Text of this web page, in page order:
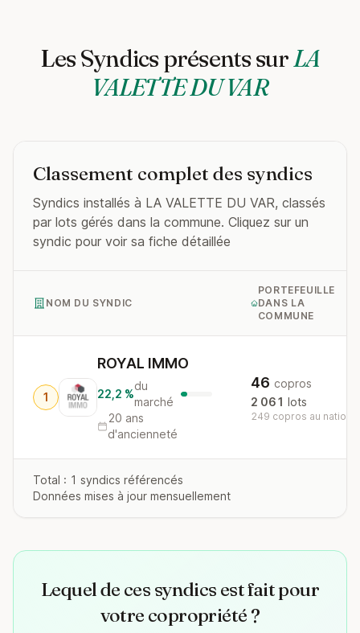
Les Syndics présents surLA
VALETTE DU VAR
Classement complet des syndics
Syndics installés à LA VALETTE DU VAR, classés
par lots gérés dans la commune. Cliquez sur un
syndic pour voir sa fiche détaillée
NOM DU SYNDIC
PORTEFEUILLE
DANS LA
COMMUNE
1
ROYAL IMMO
22,2 %
du
marché
20 ans
d'ancienneté
46 copros
2 061 lots
249 copros au national
Total : 1 syndics référencés
Données mises à jour mensuellement
Lequel de ces syndics est fait pour
votre copropriété ?